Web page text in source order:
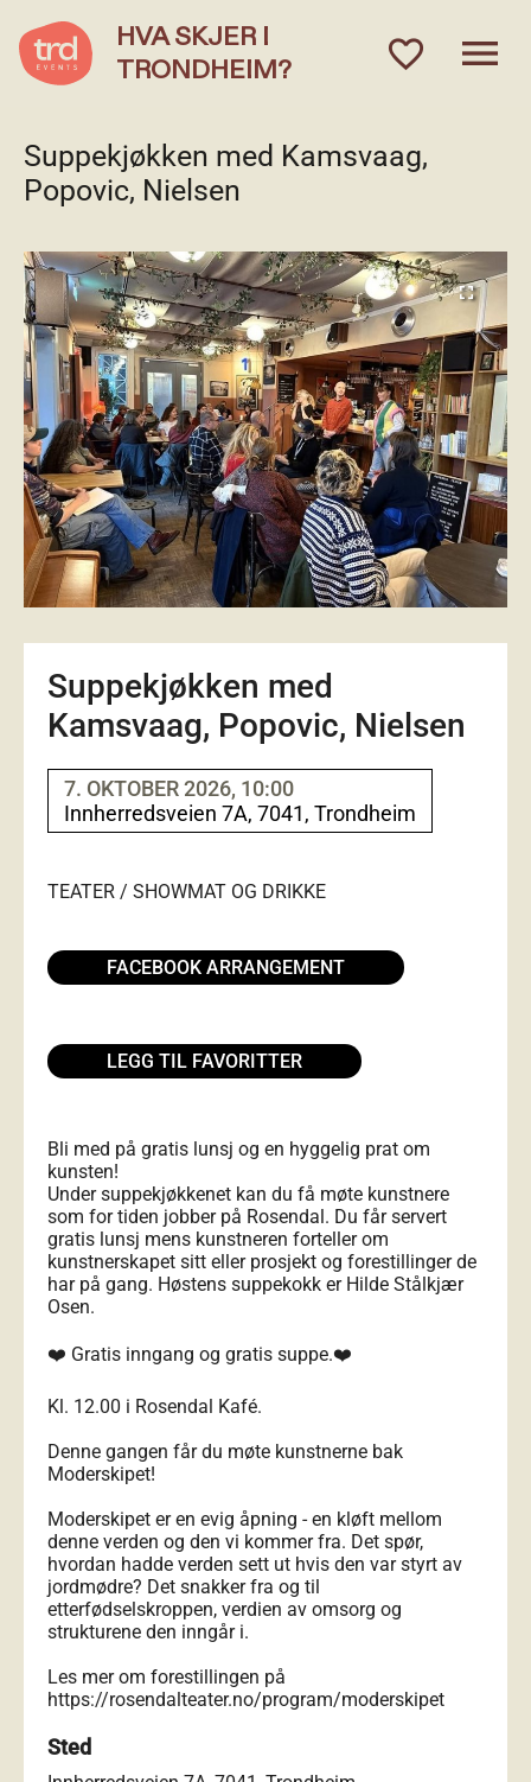
HVA SKJER I
TRONDHEIM?
favorite_outlinedmenu
Suppekjøkken med Kamsvaag,
Popovic, Nielsen
fullscreen
Suppekjøkken med
Kamsvaag, Popovic, Nielsen
7. OKTOBER 2026, 10:00
Innherredsveien 7A, 7041, Trondheim
TEATER / SHOWMAT OG DRIKKE
FACEBOOK ARRANGEMENT
LEGG TIL FAVORITTER
Bli med på gratis lunsj og en hyggelig prat om
kunsten!
Under suppekjøkkenet kan du få møte kunstnere
som for tiden jobber på Rosendal. Du får servert
gratis lunsj mens kunstneren forteller om
kunstnerskapet sitt eller prosjekt og forestillinger de
har på gang. Høstens suppekokk er Hilde Stålkjær
Osen.
❤️ Gratis inngang og gratis suppe.❤️
Kl. 12.00 i Rosendal Kafé.
Denne gangen får du møte kunstnerne bak
Moderskipet!
Moderskipet er en evig åpning - en kløft mellom
denne verden og den vi kommer fra. Det spør,
hvordan hadde verden sett ut hvis den var styrt av
jordmødre? Det snakker fra og til
etterfødselskroppen, verdien av omsorg og
strukturene den inngår i.
Les mer om forestillingen på
https://rosendalteater.no/program/moderskipet
Sted